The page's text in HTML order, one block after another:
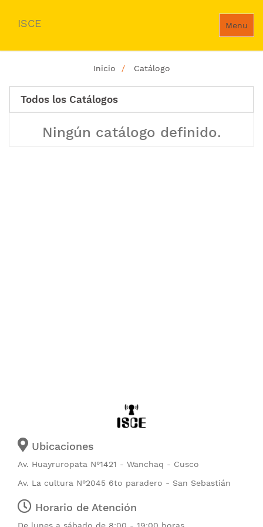
Menu
ISCE
Inicio Catálogo
Todos los Catálogos
Ningún catálogo definido.
Ubicaciones
Av. Huayruropata N°1421 - Wanchaq - Cusco
Av. La cultura N°2045 6to paradero - San Sebastián
Horario de Atención